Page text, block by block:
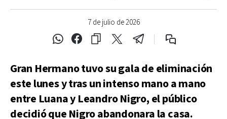
7 de julio de 2026
Gran Hermano tuvo su gala de eliminación
este lunes y tras un intenso mano a mano
entre Luana y Leandro Nigro, el público
decidió que Nigro abandonara la casa.